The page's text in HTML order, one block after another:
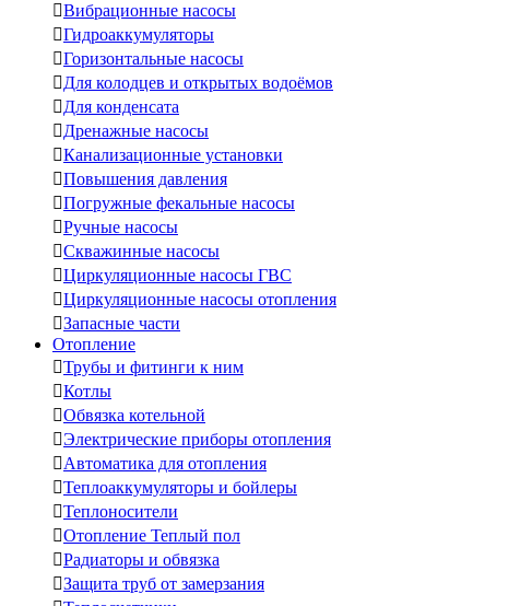
Вибрационные насосы
Гидроаккумуляторы
Горизонтальные насосы
Для колодцев и открытых водоёмов
Для конденсата
Дренажные насосы
Канализационные установки
Повышения давления
Погружные фекальные насосы
Ручные насосы
Скважинные насосы
Циркуляционные насосы ГВС
Циркуляционные насосы отопления
Запасные части
Отопление
Трубы и фитинги к ним
Котлы
Обвязка котельной
Электрические приборы отопления
Автоматика для отопления
Теплоаккумуляторы и бойлеры
Теплоносители
Отопление Теплый пол
Радиаторы и обвязка
Защита труб от замерзания